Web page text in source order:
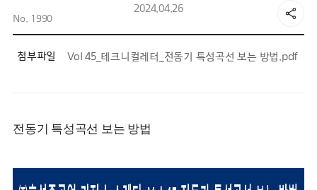
2024.04.26
No. 1990
첨부파일 Vol 45_테크니컬레터_전동기 특성곡선 보는 방법.pdf
전동기 특성곡선 보는 방법